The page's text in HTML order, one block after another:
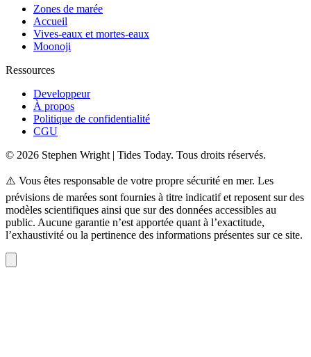
Zones de marée
Accueil
Vives-eaux et mortes-eaux
Moonoji
Ressources
Developpeur
À propos
Politique de confidentialité
CGU
© 2026 Stephen Wright | Tides Today. Tous droits réservés.
⚠️ Vous êtes responsable de votre propre sécurité en mer. Les
prévisions de marées sont fournies à titre indicatif et reposent sur des
modèles scientifiques ainsi que sur des données accessibles au
public. Aucune garantie n’est apportée quant à l’exactitude,
l’exhaustivité ou la pertinence des informations présentes sur ce site.